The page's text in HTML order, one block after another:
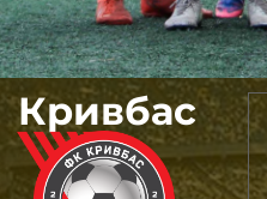
Кривбас